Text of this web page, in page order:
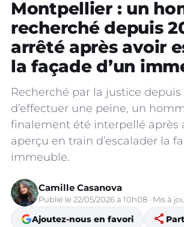
Montpellier : un
recherché depuis
arrêté après avoir
la façade d’un
Recherché par la justice depuis
d’effectuer une peine, un
finalement été interpellé après
aperçu en train d’escalader la
immeuble.
Camille Casanova
Publié le 22/05/2026 à 10h08 · Mis à
Ajoutez-nous en favori share